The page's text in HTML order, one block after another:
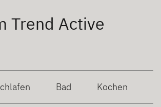
Trend Active
Bad Kochen